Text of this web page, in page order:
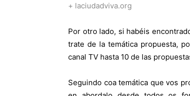
+ laciudadviva.org
Por otro lado, si habéis
trate de la temática propuesta,
canal TV hasta 10 de las
Seguindo coa temática que vos